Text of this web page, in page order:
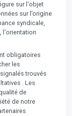
sur l'objet
sur l’origine
syndicale,
l'orientation
obligatoires
les
trouvés
. Les
de
de notre